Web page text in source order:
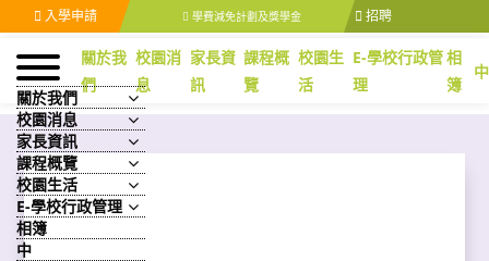
入學申請 學費減免計劃及獎學金 招聘
關於我
們
校園消
息
家長資
訊
課程概
覽
校園生
活
E-學校行政管
理
相
簿
中
關於我們
校園消息
家長資訊
課程概覽
校園生活
E-學校行政管理
相簿
中